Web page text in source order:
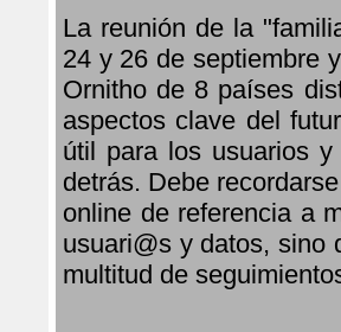
La reunión de la
24 y 26 de septiembre
Ornitho de 8 países
aspectos clave del
útil para los usuarios
detrás. Debe
online de referencia a
usuari@s y datos, sino
multitud de